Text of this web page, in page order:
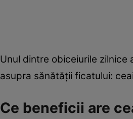
Unul dintre obiceiurile
asupra sănătății ficatului:
Ce beneficii are